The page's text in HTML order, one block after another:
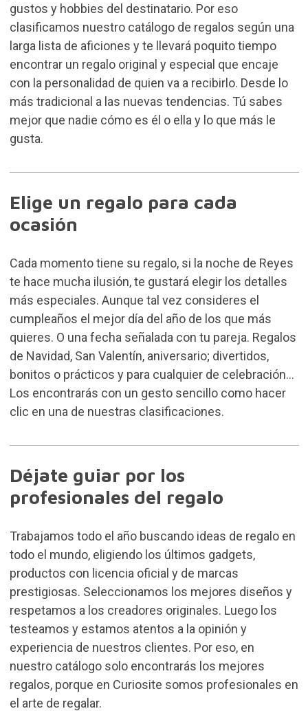
gustos y hobbies del destinatario. Por eso
clasificamos nuestro catálogo de regalos según una
larga lista de aficiones y te llevará poquito tiempo
encontrar un regalo original y especial que encaje
con la personalidad de quien va a recibirlo. Desde lo
más tradicional a las nuevas tendencias. Tú sabes
mejor que nadie cómo es él o ella y lo que más le
gusta.
Elige un regalo para cada
ocasión
Cada momento tiene su regalo, si la noche de Reyes
te hace mucha ilusión, te gustará elegir los detalles
más especiales. Aunque tal vez consideres el
cumpleaños el mejor día del año de los que más
quieres. O una fecha señalada con tu pareja. Regalos
de Navidad, San Valentín, aniversario; divertidos,
bonitos o prácticos y para cualquier de celebración...
Los encontrarás con un gesto sencillo como hacer
clic en una de nuestras clasificaciones.
Déjate guiar por los
profesionales del regalo
Trabajamos todo el año buscando ideas de regalo en
todo el mundo, eligiendo los últimos gadgets,
productos con licencia oficial y de marcas
prestigiosas. Seleccionamos los mejores diseños y
respetamos a los creadores originales. Luego los
testeamos y estamos atentos a la opinión y
experiencia de nuestros clientes. Por eso, en
nuestro catálogo solo encontrarás los mejores
regalos, porque en Curiosite somos profesionales en
el arte de regalar.